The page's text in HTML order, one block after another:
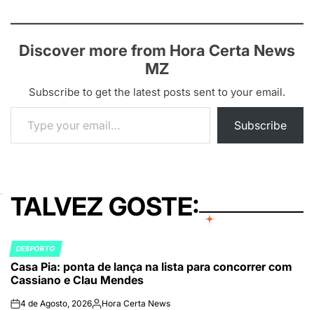
Discover more from Hora Certa News
MZ
Subscribe to get the latest posts sent to your email.
Type your email…
Subscribe
TALVEZ GOSTE:
POSTED
IN
DESPORTO
Casa Pia: ponta de lança na lista para concorrer com
Cassiano e Clau Mendes
4 de Agosto, 2026 Hora Certa News